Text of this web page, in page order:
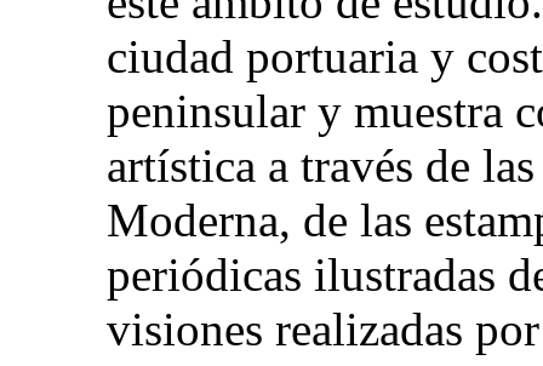
ciudad portuaria y
peninsular y muestra
artística a través de
Moderna, de las
periódicas ilustradas
visiones realizadas